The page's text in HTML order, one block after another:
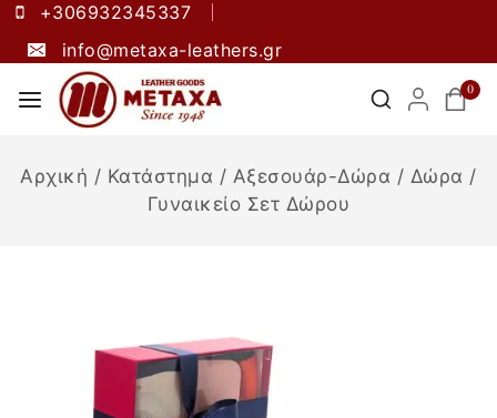
+306932345337
info@metaxa-leathers.gr
0
Αρχική / Κατάστημα / Αξεσουάρ-Δώρα / Δώρα /
Γυναικείο Σετ Δώρου